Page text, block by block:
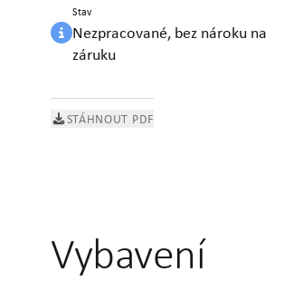
Stav
Nezpracované, bez nároku na
záruku
STÁHNOUT PDF
Vybavení